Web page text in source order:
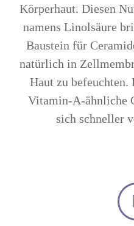
Körperhaut. Diesen
namens Linolsäure
Baustein für
natürlich in
Haut zu befeuchten.
Vitamin-A-ähnliche
sich schneller